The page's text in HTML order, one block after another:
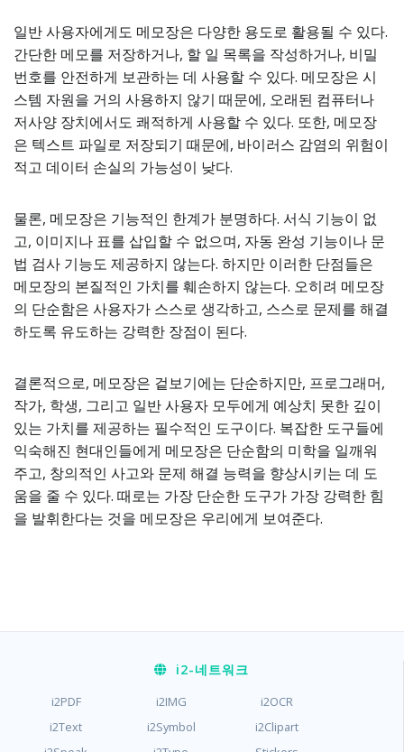
일반 사용자에게도 메모장은 다양한 용도로 활용될 수 있다.
간단한 메모를 저장하거나, 할 일 목록을 작성하거나, 비밀
번호를 안전하게 보관하는 데 사용할 수 있다. 메모장은 시
스템 자원을 거의 사용하지 않기 때문에, 오래된 컴퓨터나
저사양 장치에서도 쾌적하게 사용할 수 있다. 또한, 메모장
은 텍스트 파일로 저장되기 때문에, 바이러스 감염의 위험이
적고 데이터 손실의 가능성이 낮다.
물론, 메모장은 기능적인 한계가 분명하다. 서식 기능이 없
고, 이미지나 표를 삽입할 수 없으며, 자동 완성 기능이나 문
법 검사 기능도 제공하지 않는다. 하지만 이러한 단점들은
메모장의 본질적인 가치를 훼손하지 않는다. 오히려 메모장
의 단순함은 사용자가 스스로 생각하고, 스스로 문제를 해결
하도록 유도하는 강력한 장점이 된다.
결론적으로, 메모장은 겉보기에는 단순하지만, 프로그래머,
작가, 학생, 그리고 일반 사용자 모두에게 예상치 못한 깊이
있는 가치를 제공하는 필수적인 도구이다. 복잡한 도구들에
익숙해진 현대인들에게 메모장은 단순함의 미학을 일깨워
주고, 창의적인 사고와 문제 해결 능력을 향상시키는 데 도
움을 줄 수 있다. 때로는 가장 단순한 도구가 가장 강력한 힘
을 발휘한다는 것을 메모장은 우리에게 보여준다.
i2-네트워크
i2PDF i2IMG
i2OCR
i2Text
i2Symbol
i2Clipart